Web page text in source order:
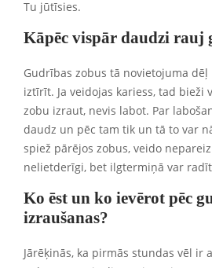
Tu jūtīsies.
Kāpēc vispār daudzi rauj
Gudrības zobus tā novietojuma
iztīrīt. Ja veidojas kariess, tad bieži
zobu izraut, nevis labot. Par
daudz un pēc tam tik un tā to var
spiež pārējos zobus, veido
nelietderīgi, bet ilgtermiņā var
Ko ēst un ko ievērot pēc
izraušanas?
Jārēķinās, ka pirmās stundas vēl ir